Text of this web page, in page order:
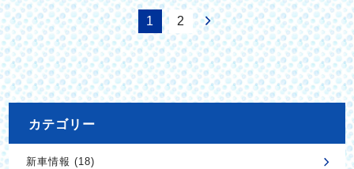
1 2
カテゴリー
新車情報 (18)